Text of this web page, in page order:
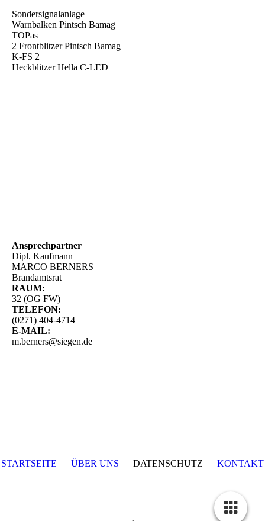
Sondersignalanlage
Warnbalken Pintsch Bamag
TOPas
2 Frontblitzer Pintsch Bamag
K-FS 2
Heckblitzer Hella C-LED
Ansprechpartner
Dipl. Kaufmann
MARCO BERNERS
Brandamtsrat
RAUM:
32 (OG FW)
TELEFON:
(0271) 404-4714
E-MAIL:
m.berners@siegen.de
STARTSEITE ÜBER UNS DATENSCHUTZ KONTAKT